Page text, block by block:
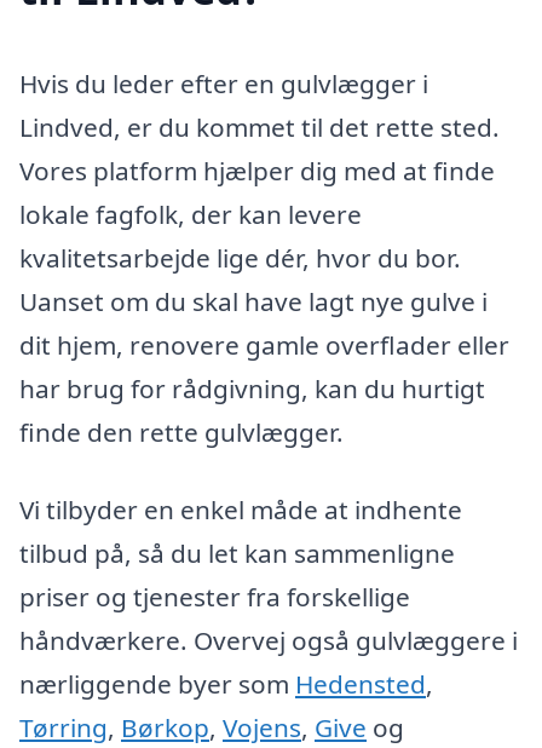
Hvis du leder efter en gulvlægger i
Lindved, er du kommet til det rette sted.
Vores platform hjælper dig med at finde
lokale fagfolk, der kan levere
kvalitetsarbejde lige dér, hvor du bor.
Uanset om du skal have lagt nye gulve i
dit hjem, renovere gamle overflader eller
har brug for rådgivning, kan du hurtigt
finde den rette gulvlægger.
Vi tilbyder en enkel måde at indhente
tilbud på, så du let kan sammenligne
priser og tjenester fra forskellige
håndværkere. Overvej også gulvlæggere i
nærliggende byer som Hedensted,
Tørring, Børkop, Vojens, Give og